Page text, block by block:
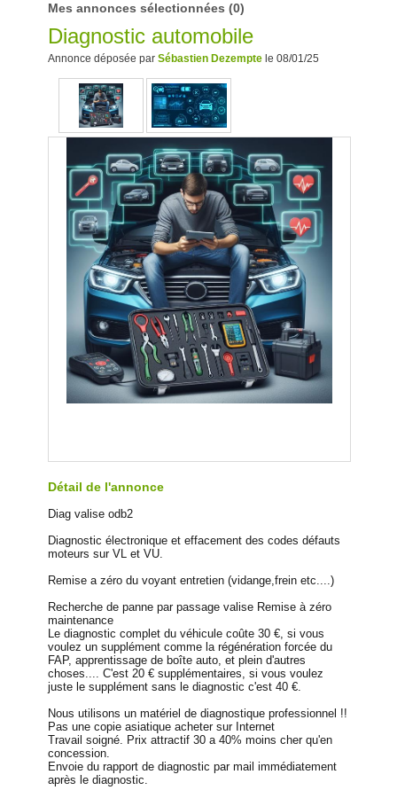
Mes annonces sélectionnées (0)
Diagnostic automobile
Annonce déposée par Sébastien Dezempte le 08/01/25
Détail de l'annonce
Diag valise odb2
Diagnostic électronique et effacement des codes défauts
moteurs sur VL et VU.
Remise a zéro du voyant entretien (vidange,frein etc....)
Recherche de panne par passage valise Remise à zéro
maintenance
Le diagnostic complet du véhicule coûte 30 €, si vous
voulez un supplément comme la régénération forcée du
FAP, apprentissage de boîte auto, et plein d'autres
choses.... C'est 20 € supplémentaires, si vous voulez
juste le supplément sans le diagnostic c'est 40 €.
Nous utilisons un matériel de diagnostique professionnel !!
Pas une copie asiatique acheter sur Internet
Travail soigné. Prix attractif 30 a 40% moins cher qu'en
concession.
Envoie du rapport de diagnostic par mail immédiatement
après le diagnostic.